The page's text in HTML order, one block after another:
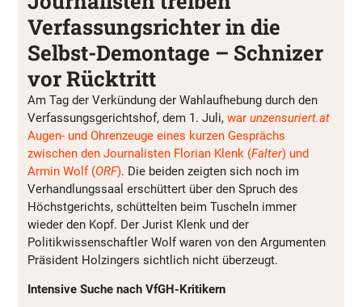
Verfassungsrichter in die
Selbst-Demontage – Schnizer
vor Rücktritt
Am Tag der Verkündung der Wahlaufhebung durch den
Verfassungsgerichtshof, dem 1. Juli, war unzensuriert.at
Augen- und Ohrenzeuge eines kurzen Gesprächs
zwischen den Journalisten Florian Klenk (Falter) und
Armin Wolf (ORF). Die beiden zeigten sich noch im
Verhandlungssaal erschüttert über den Spruch des
Höchstgerichts, schüttelten beim Tuscheln immer
wieder den Kopf. Der Jurist Klenk und der
Politikwissenschaftler Wolf waren von den Argumenten
Präsident Holzingers sichtlich nicht überzeugt.
Intensive Suche nach VfGH-Kritikern